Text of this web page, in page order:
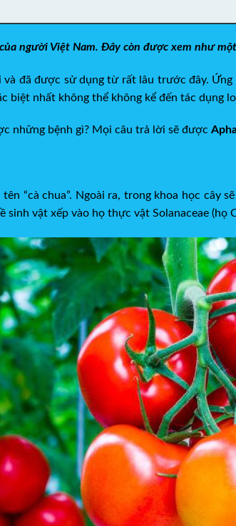
người Việt Nam. Đây còn được xem như
đã được sử dụng từ rất lâu trước đây.
biệt nhất không thể không kể đến tác dụng
những bệnh gì? Mọi câu trả lời sẽ được
“cà chua”. Ngoài ra, trong khoa học cây
vật xếp vào họ thực vật Solanaceae (họ